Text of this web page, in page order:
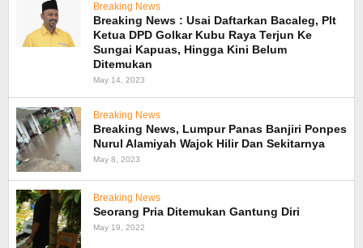
Breaking News
Breaking News : Usai Daftarkan Bacaleg, Plt
Ketua DPD Golkar Kubu Raya Terjun Ke
Sungai Kapuas, Hingga Kini Belum
Ditemukan
May 14, 2023
Breaking News
Breaking News, Lumpur Panas Banjiri Ponpes
Nurul Alamiyah Wajok Hilir Dan Sekitarnya
May 8, 2023
Breaking News
Seorang Pria Ditemukan Gantung Diri
May 19, 2022